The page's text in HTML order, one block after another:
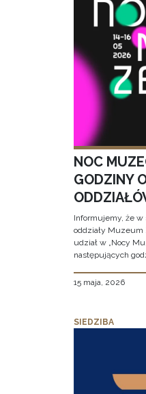
NOC
GODZINY
Informujemy, że w
oddziały Muzeum
udział w „Nocy
następujących
15 maja, 2026
SIEDZIBA